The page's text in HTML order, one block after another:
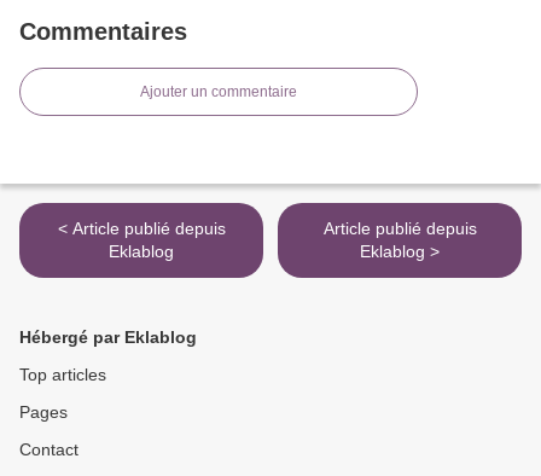
Commentaires
Ajouter un commentaire
< Article publié depuis
Eklablog
Article publié depuis
Eklablog >
Hébergé par Eklablog
Top articles
Pages
Contact